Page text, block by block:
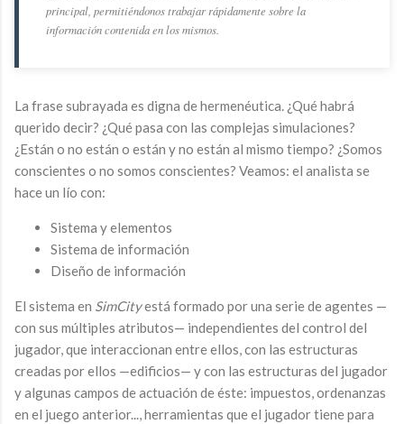
principal, permitiéndonos trabajar rápidamente sobre la
información contenida en los mismos.
La frase subrayada es digna de hermenéutica. ¿Qué habrá
querido decir? ¿Qué pasa con las complejas simulaciones?
¿Están o no están o están y no están al mismo tiempo? ¿Somos
conscientes o no somos conscientes? Veamos: el analista se
hace un lío con:
Sistema y elementos
Sistema de información
Diseño de información
El sistema en SimCityestá formado por una serie de agentes —
con sus múltiples atributos— independientes del control del
jugador, que interaccionan entre ellos, con las estructuras
creadas por ellos —edificios— y con las estructuras del jugador
y algunas campos de actuación de éste: impuestos, ordenanzas
en el juego anterior..., herramientas que el jugador tiene para